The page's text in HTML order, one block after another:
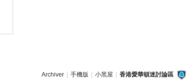
Archiver 手機版 小黑屋 香港愛華頓迷討論區